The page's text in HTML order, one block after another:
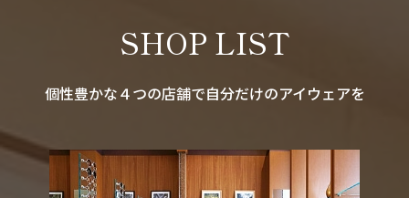
SHOP LIST
個性豊かな４つの店舗で自分だけのアイウェアを